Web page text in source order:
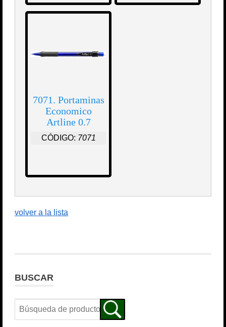
7071. Portaminas
Economico
Artline 0.7
CÓDIGO: 7071
volver a la lista
BUSCAR